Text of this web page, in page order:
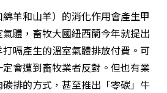
羊和山羊）的消化作用會產生甲
體，畜牧大國紐西蘭今年就提出
嗝產生的溫室氣體排放付費。可
會遭到畜牧業者反對。但也有業
排的方式，甚至推出「零碳」牛